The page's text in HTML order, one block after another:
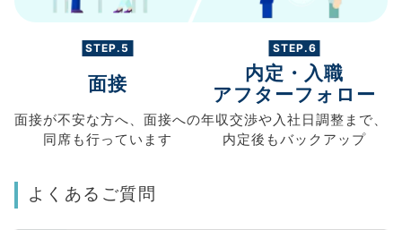
STEP.5
面接
面接が不安な方へ、 面接への
同席も行っています
STEP.6
内定・入職
アフターフォロー
年収交渉や入社日調整まで、
内定後もバックアップ
よくあるご質問